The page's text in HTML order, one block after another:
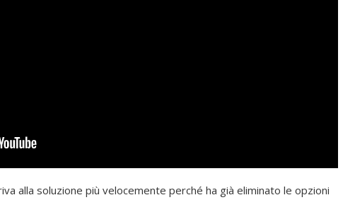
alla soluzione più velocemente perché ha già eliminato le opzioni